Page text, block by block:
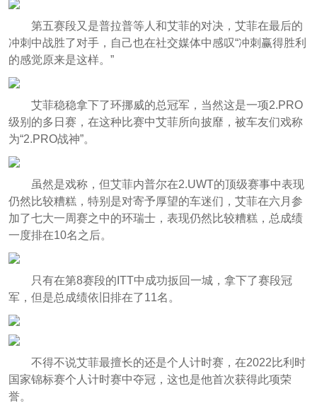
第五赛段又是普拉普等人和艾菲的对决，艾菲在最后的
冲刺中战胜了对手，自己也在社交媒体中感叹“冲刺赢得胜利
的感觉原来是这样。”
艾菲稳稳拿下了环挪威的总冠军，当然这是一项2.PRO
级别的多日赛，在这种比赛中艾菲所向披靡，被车友们戏称
为“2.PRO战神”。
虽然是戏称，但艾菲内普尔在2.UWT的顶级赛事中表现
仍然比较糟糕，特别是对寄予厚望的车迷们，艾菲在六月参
加了七大一周赛之中的环瑞士，表现仍然比较糟糕，总成绩
一度排在10名之后。
只有在第8赛段的ITT中成功扳回一城，拿下了赛段冠
军，但是总成绩依旧排在了11名。
不得不说艾菲最擅长的还是个人计时赛，在2022比利时
国家锦标赛个人计时赛中夺冠，这也是他首次获得此项荣
誉。